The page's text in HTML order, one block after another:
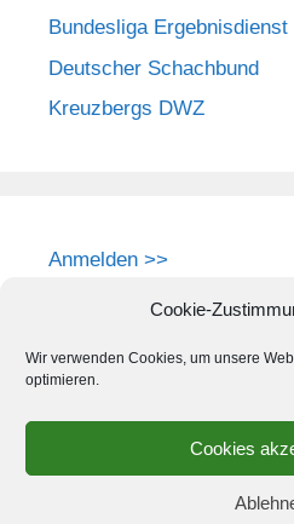
Cookie-
Wir verwenden Cookies, um unsere
optimieren.
Cookies
Bundesliga Ergebnisdienst
Deutscher Schachbund
Kreuzbergs DWZ
Anmelden >>